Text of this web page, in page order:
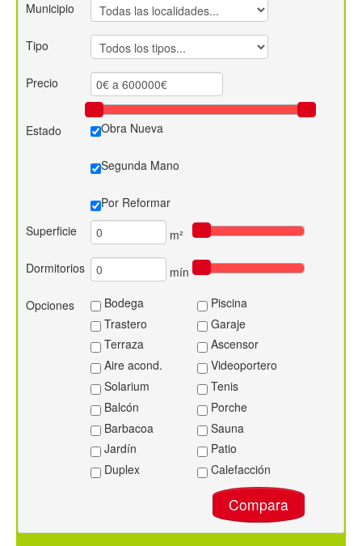
Contacto
Municipio
Tipo
Precio
Estado Obra Nueva
Segunda Mano
Por Reformar
Superficie
m²
Dormitorios mín
Opciones Bodega
Piscina
Trastero
Garaje
Terraza
Ascensor
Aire acond.
Videoportero
Solarium
Tenis
Balcón
Porche
Barbacoa
Sauna
Jardín
Patio
Duplex
Calefacción
Compara